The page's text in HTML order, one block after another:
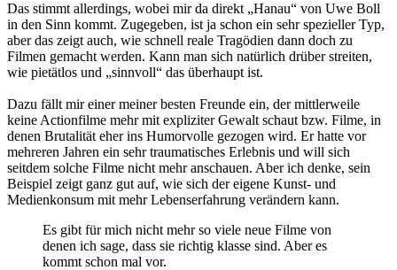
Das stimmt allerdings, wobei mir da direkt „Hanau“ von Uwe Boll
in den Sinn kommt. Zugegeben, ist ja schon ein sehr spezieller Typ,
aber das zeigt auch, wie schnell reale Tragödien dann doch zu
Filmen gemacht werden. Kann man sich natürlich drüber streiten,
wie pietätlos und „sinnvoll“ das überhaupt ist.
Dazu fällt mir einer meiner besten Freunde ein, der mittlerweile
keine Actionfilme mehr mit expliziter Gewalt schaut bzw. Filme, in
denen Brutalität eher ins Humorvolle gezogen wird. Er hatte vor
mehreren Jahren ein sehr traumatisches Erlebnis und will sich
seitdem solche Filme nicht mehr anschauen. Aber ich denke, sein
Beispiel zeigt ganz gut auf, wie sich der eigene Kunst- und
Medienkonsum mit mehr Lebenserfahrung verändern kann.
Es gibt für mich nicht mehr so viele neue Filme von
denen ich sage, dass sie richtig klasse sind. Aber es
kommt schon mal vor.